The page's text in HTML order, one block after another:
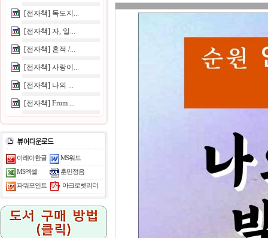
[전자책] 독도지...
[전자책] 자, 일...
[전자책] 흔적 /...
[전자책] 사랑이...
[전자책] 나의 ...
[전자책] From ...
아래아한글 MS워드
MS엑셀 훈민정음
파워포인트 아크로벳리더